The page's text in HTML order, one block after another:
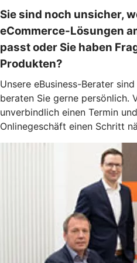
Sie sind noch unsicher,
eCommerce-Lösungen
passt oder Sie haben
Produkten?
Unsere eBusiness-Berater
beraten Sie gerne persönlich.
unverbindlich einen Termin
Onlinegeschäft einen Schritt